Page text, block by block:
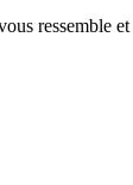
ressemble